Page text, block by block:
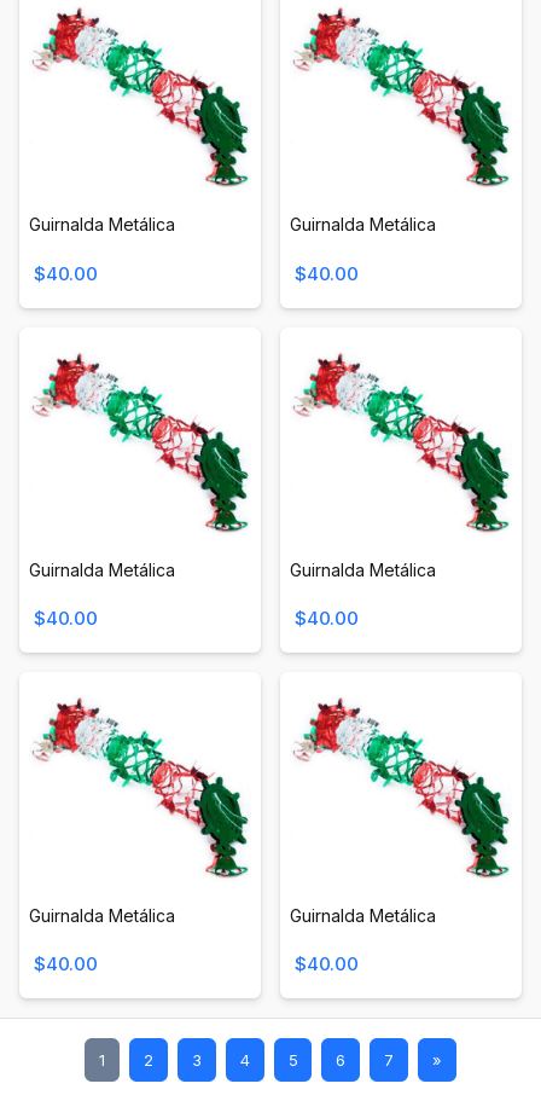
Guirnalda Metálica
$40.00
Guirnalda Metálica
$40.00
Guirnalda Metálica
$40.00
Guirnalda Metálica
$40.00
Guirnalda Metálica
$40.00
Guirnalda Metálica
$40.00
1 2 3 4 5 6 7 »